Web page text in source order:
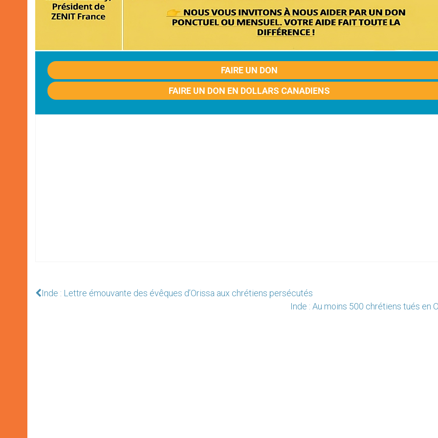
FAIRE UN DON
FAIRE UN DON EN DOLLARS CANADIENS
Inde : Lettre émouvante des évêques d’Orissa aux chrétiens persécutés
Inde : Au moins 500 chrétiens tués en